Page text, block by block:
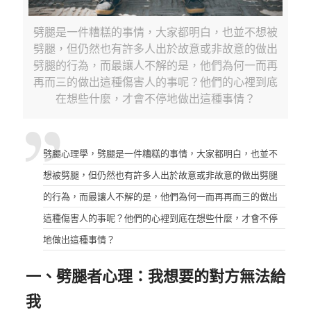
劈腿是一件糟糕的事情，大家都明白，也並不想被
劈腿，但仍然也有許多人出於故意或非故意的做出
劈腿的行為，而最讓人不解的是，他們為何一而再
再而三的做出這種傷害人的事呢？他們的心裡到底
在想些什麼，才會不停地做出這種事情？
劈腿心理學，劈腿是一件糟糕的事情，大家都明白，也並不
想被劈腿，但仍然也有許多人出於故意或非故意的做出劈腿
的行為，而最讓人不解的是，他們為何一而再再而三的做出
這種傷害人的事呢？他們的心裡到底在想些什麼，才會不停
地做出這種事情？
一、劈腿者心理：我想要的對方無法給
我